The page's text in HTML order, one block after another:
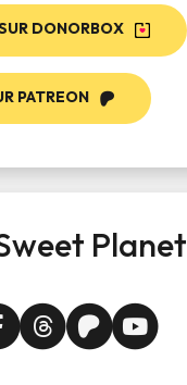
DONORBOX
PATREON
Planet